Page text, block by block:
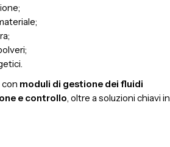
moduli di gestione dei fluidi
e controllo, oltre a soluzioni chiavi in